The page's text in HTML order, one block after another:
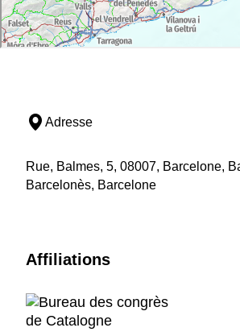
Chine. Important: La sortie de
Barcelone en 0030. S'il vous plaît
est le seul moyen de transport
Service accessible aux
des escaliers. Nos bus ne sont
élever une plate-forme en
seo/discapacitats
Adresse
Rue, Balmes, 5, 08007, Barcelone,
Barcelonès, Barcelone
Affiliations